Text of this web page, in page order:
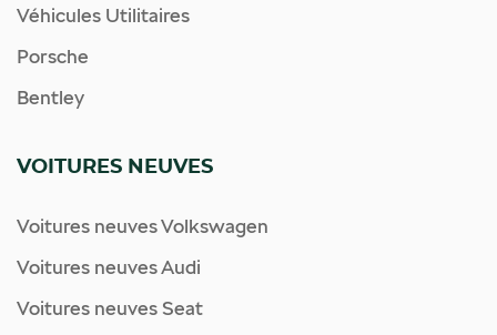
Véhicules Utilitaires
Porsche
Bentley
VOITURES NEUVES
Voitures neuves Volkswagen
Voitures neuves Audi
Voitures neuves Seat